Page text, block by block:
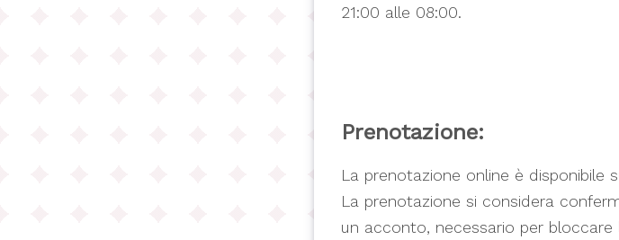
21:00 alle 08:00.
Prenotazione:
La prenotazione online è disponibile
La prenotazione si considera
un acconto, necessario per bloccare